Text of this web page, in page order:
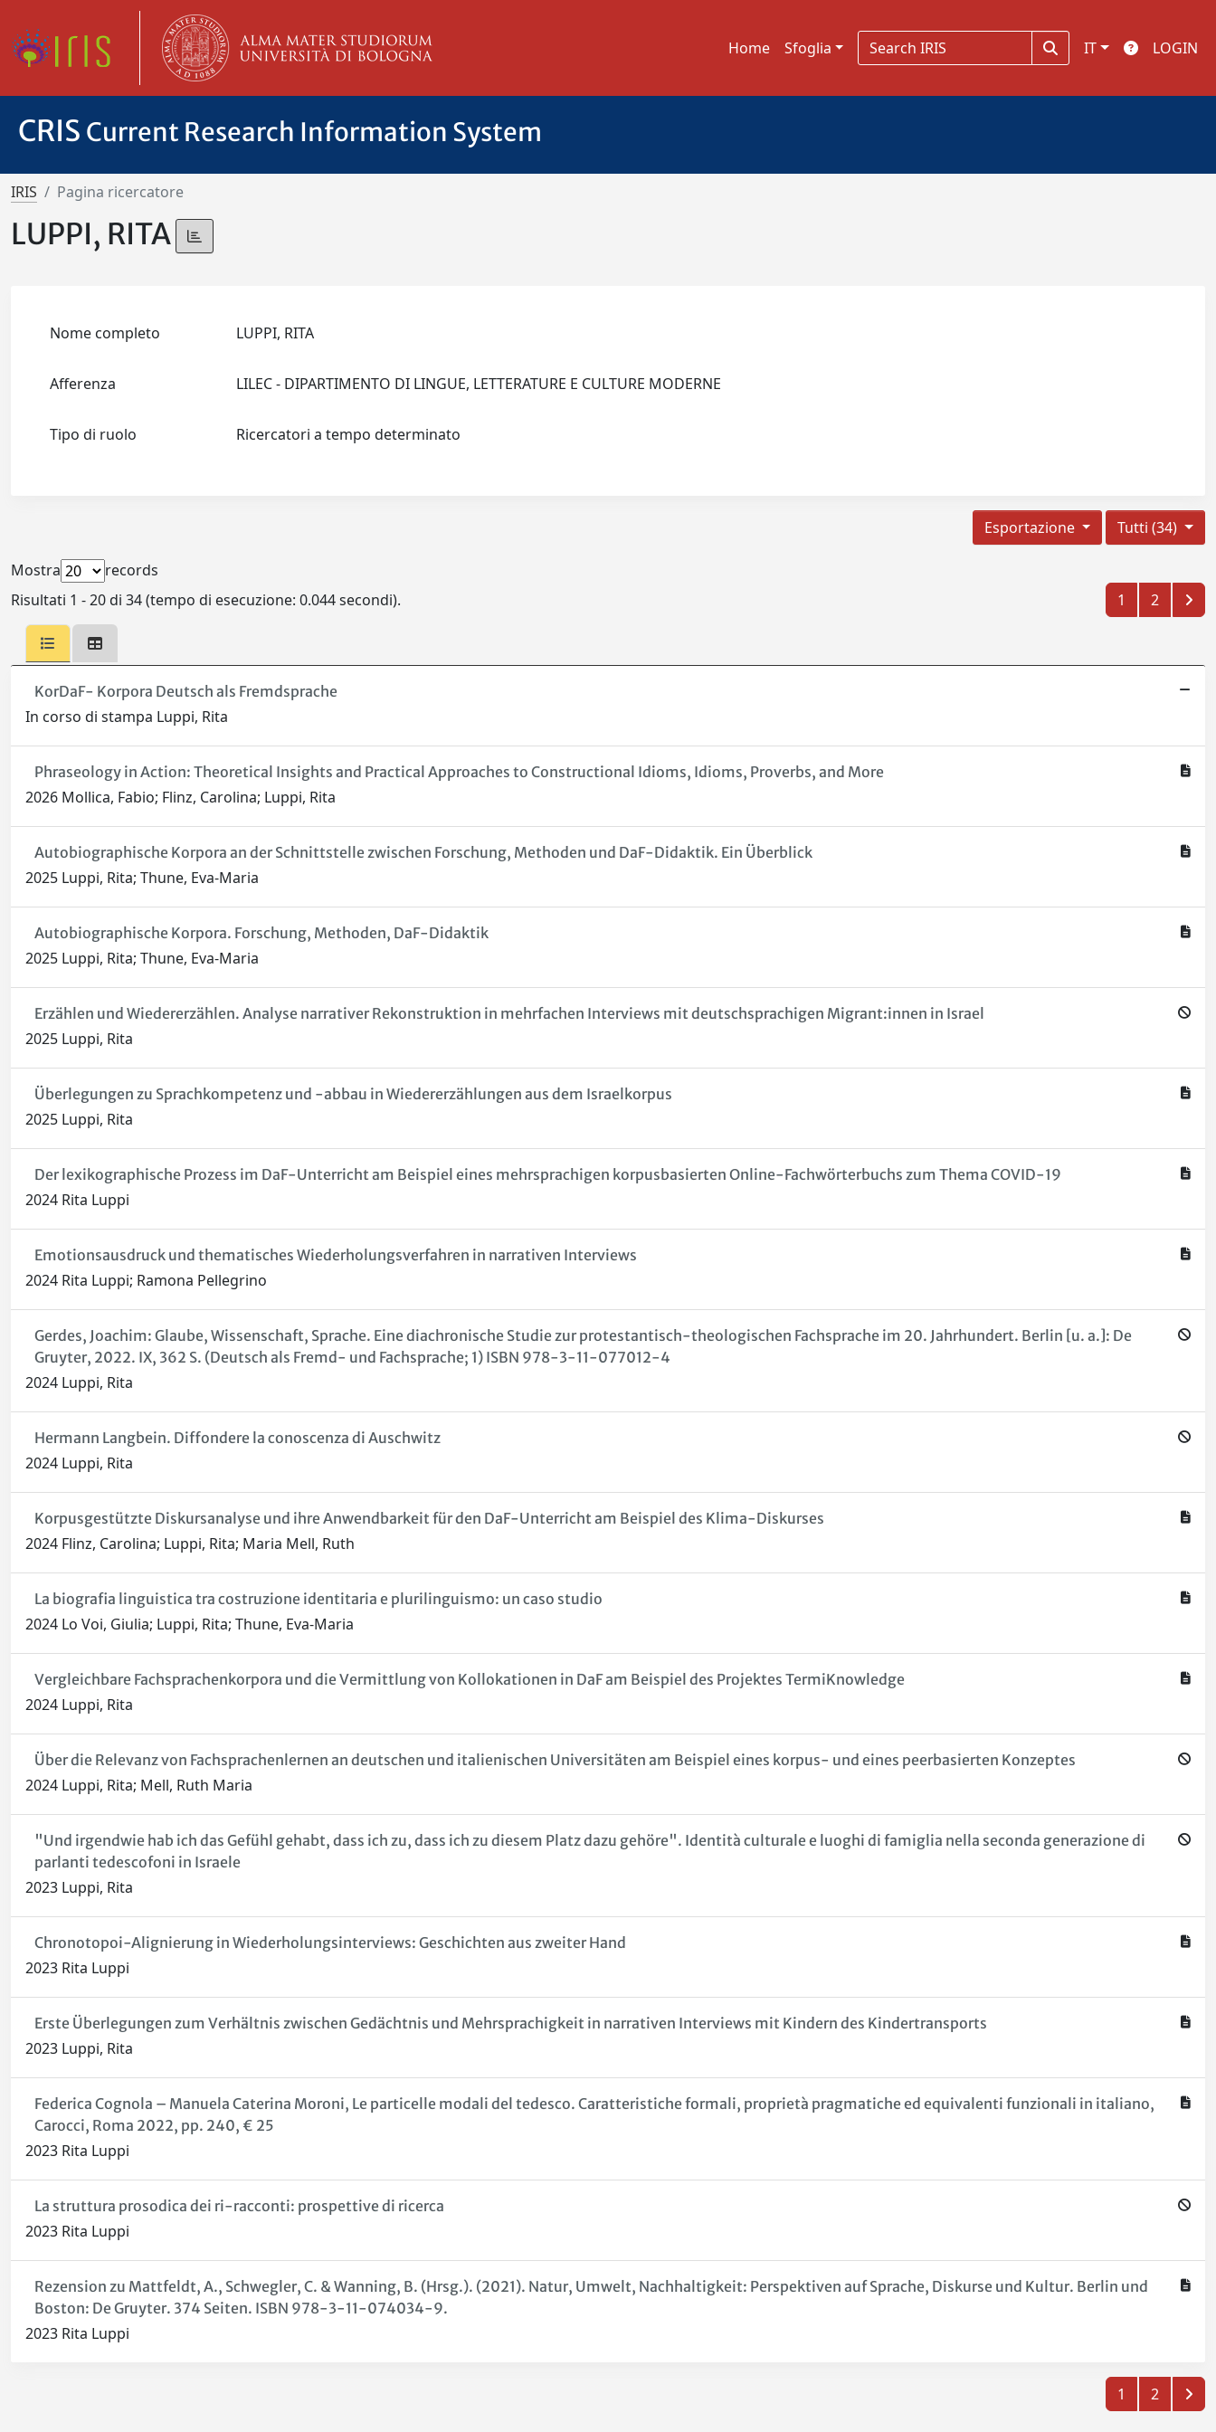
Home Sfoglia IT LOGIN
CRIS Current Research Information System
IRIS Pagina ricercatore
LUPPI, RITA
Nome completo LUPPI, RITA
Afferenza LILEC - DIPARTIMENTO DI LINGUE, LETTERATURE E CULTURE MODERNE
Tipo di ruolo Ricercatori a tempo determinato
Tutti (34)
Esportazione
Mostra
records
Risultati 1 - 20 di 34 (tempo di esecuzione: 0.044 secondi).
1 2
KorDaF- Korpora Deutsch als Fremdsprache
In corso di stampa Luppi, Rita
Phraseology in Action: Theoretical Insights and Practical Approaches to Constructional Idioms, Idioms, Proverbs, and More
2026 Mollica, Fabio; Flinz, Carolina; Luppi, Rita
Autobiographische Korpora an der Schnittstelle zwischen Forschung, Methoden und DaF-Didaktik. Ein Überblick
2025 Luppi, Rita; Thune, Eva-Maria
Autobiographische Korpora. Forschung, Methoden, DaF-Didaktik
2025 Luppi, Rita; Thune, Eva-Maria
Erzählen und Wiedererzählen. Analyse narrativer Rekonstruktion in mehrfachen Interviews mit deutschsprachigen Migrant:innen in Israel
2025 Luppi, Rita
Überlegungen zu Sprachkompetenz und -abbau in Wiedererzählungen aus dem Israelkorpus
2025 Luppi, Rita
Der lexikographische Prozess im DaF-Unterricht am Beispiel eines mehrsprachigen korpusbasierten Online-Fachwörterbuchs zum Thema COVID-19
2024 Rita Luppi
Emotionsausdruck und thematisches Wiederholungsverfahren in narrativen Interviews
2024 Rita Luppi; Ramona Pellegrino
Gerdes, Joachim: Glaube, Wissenschaft, Sprache. Eine diachronische Studie zur protestantisch-theologischen Fachsprache im 20. Jahrhundert. Berlin [u. a.]: De
Gruyter, 2022. IX, 362 S. (Deutsch als Fremd- und Fachsprache; 1) ISBN 978-3-11-077012-4
2024 Luppi, Rita
Hermann Langbein. Diffondere la conoscenza di Auschwitz
2024 Luppi, Rita
Korpusgestützte Diskursanalyse und ihre Anwendbarkeit für den DaF-Unterricht am Beispiel des Klima-Diskurses
2024 Flinz, Carolina; Luppi, Rita; Maria Mell, Ruth
La biografia linguistica tra costruzione identitaria e plurilinguismo: un caso studio
2024 Lo Voi, Giulia; Luppi, Rita; Thune, Eva-Maria
Vergleichbare Fachsprachenkorpora und die Vermittlung von Kollokationen in DaF am Beispiel des Projektes TermiKnowledge
2024 Luppi, Rita
Über die Relevanz von Fachsprachenlernen an deutschen und italienischen Universitäten am Beispiel eines korpus- und eines peerbasierten Konzeptes
2024 Luppi, Rita; Mell, Ruth Maria
"Und irgendwie hab ich das Gefühl gehabt, dass ich zu, dass ich zu diesem Platz dazu gehöre". Identità culturale e luoghi di famiglia nella seconda generazione di
parlanti tedescofoni in Israele
2023 Luppi, Rita
Chronotopoi-Alignierung in Wiederholungsinterviews: Geschichten aus zweiter Hand
2023 Rita Luppi
Erste Überlegungen zum Verhältnis zwischen Gedächtnis und Mehrsprachigkeit in narrativen Interviews mit Kindern des Kindertransports
2023 Luppi, Rita
Federica Cognola – Manuela Caterina Moroni, Le particelle modali del tedesco. Caratteristiche formali, proprietà pragmatiche ed equivalenti funzionali in italiano,
Carocci, Roma 2022, pp. 240, € 25
2023 Rita Luppi
La struttura prosodica dei ri-racconti: prospettive di ricerca
2023 Rita Luppi
Rezension zu Mattfeldt, A., Schwegler, C. & Wanning, B. (Hrsg.). (2021). Natur, Umwelt, Nachhaltigkeit: Perspektiven auf Sprache, Diskurse und Kultur. Berlin und
Boston: De Gruyter. 374 Seiten. ISBN 978-3-11-074034-9.
2023 Rita Luppi
1 2